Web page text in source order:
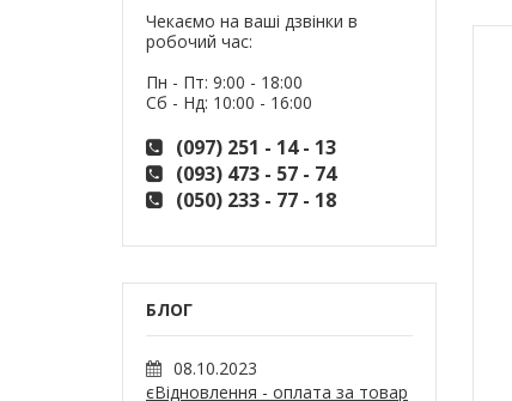
Чекаємо на ваші дзвінки в
робочий час:
Пн - Пт: 9:00 - 18:00
Сб - Нд: 10:00 - 16:00
(097) 251 - 14 - 13
(093) 473 - 57 - 74
(050) 233 - 77 - 18
БЛОГ
08.10.2023
єВідновлення - оплата за товар